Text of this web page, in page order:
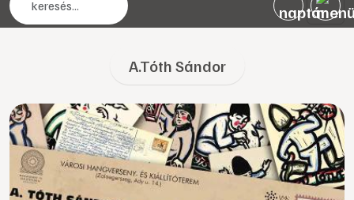
A.Tóth Sándor